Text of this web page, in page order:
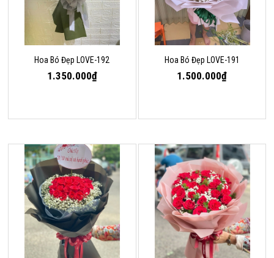
Hoa Bó Đẹp LOVE-192
1.350.000₫
Hoa Bó Đẹp LOVE-191
1.500.000₫